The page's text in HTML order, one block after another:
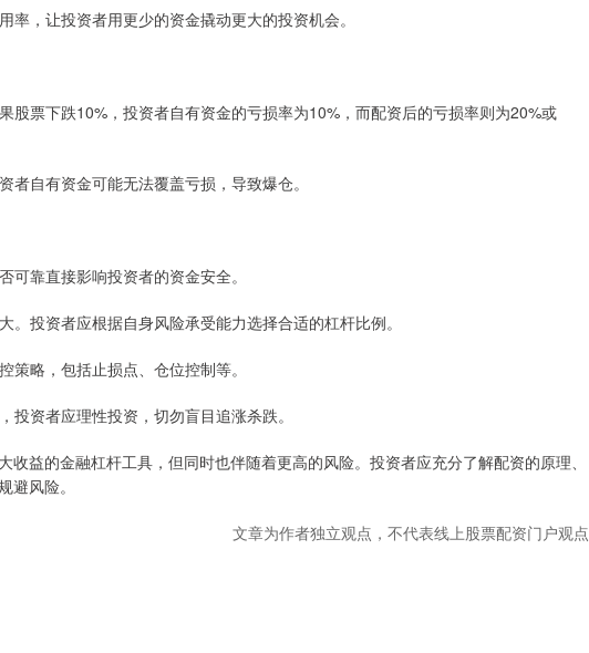
，让投资者用更少的资金撬动更大的投资机会。
股票下跌10%，投资者自有资金的亏损率为10%，而配资后的亏损率则为20%或
自有资金可能无法覆盖亏损，导致爆仓。
可靠直接影响投资者的资金安全。
。投资者应根据自身风险承受能力选择合适的杠杆比例。
策略，包括止损点、仓位控制等。
投资者应理性投资，切勿盲目追涨杀跌。
益的金融杠杆工具，但同时也伴随着更高的风险。投资者应充分了解配资的原理、
避风险。
文章为作者独立观点，不代表线上股票配资门户观点